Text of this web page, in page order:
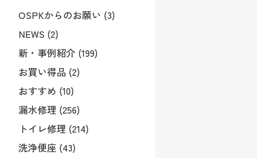
OSPKからのお願い (3)
NEWS (2)
新・事例紹介 (199)
お買い得品 (2)
おすすめ (10)
漏水修理 (256)
トイレ修理 (214)
洗浄便座 (43)